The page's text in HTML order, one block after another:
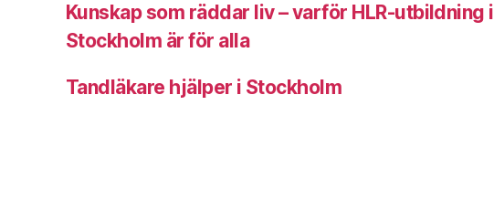
Kunskap som räddar liv – varför HLR-utbildning i
Stockholm är för alla
Tandläkare hjälper i Stockholm